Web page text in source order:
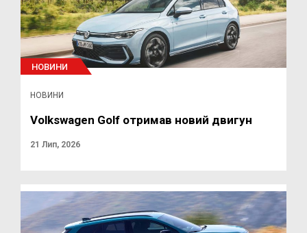
НОВИНИ
НОВИНИ
Volkswagen Golf отримав новий двигун
21 Лип, 2026